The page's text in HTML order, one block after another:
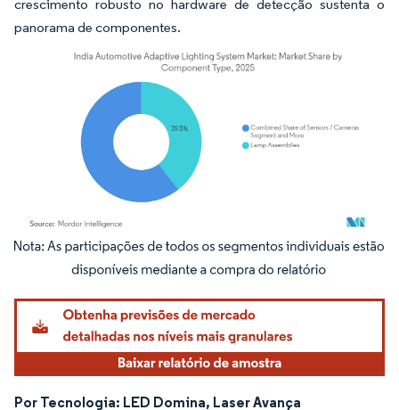
crescimento robusto no hardware de detecção sustenta o
panorama de componentes.
Imagem © Mordor Intelligence. O reuso requer atribuição conforme CC BY 4.0.
Por Tecnologia: LED Domina, Laser Avança